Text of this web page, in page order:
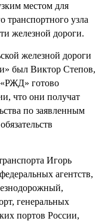
местом для
транспортного узла
железной дороги.
железной дороги
был Виктор Степов,
«РЖД» готово
что они получат
по заявленным
Игорь
агентств,
генеральных
портов России,